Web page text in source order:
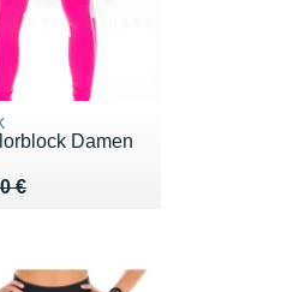
Damen
€60 €
€